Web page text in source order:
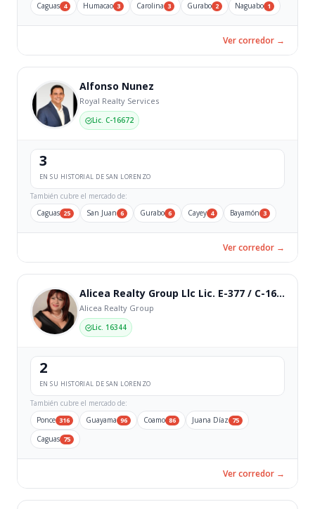
Caguas 4 Humacao 3 Carolina 3 Gurabo 2 Naguabo 1
Ver corredor →
Alfonso Nunez
Royal Realty Services
Lic. C-16672
3
EN SU HISTORIAL DE SAN LORENZO
También cubre el mercado de:
Caguas 25 San Juan 6 Gurabo 6 Cayey 4 Bayamón 3
Ver corredor →
Alicea Realty Group Llc Lic. E-377 / C-16344
Alicea Realty Group
Lic. 16344
2
EN SU HISTORIAL DE SAN LORENZO
También cubre el mercado de:
Ponce 316 Guayama 96 Coamo 86 Juana Díaz 75
Caguas 75
Ver corredor →